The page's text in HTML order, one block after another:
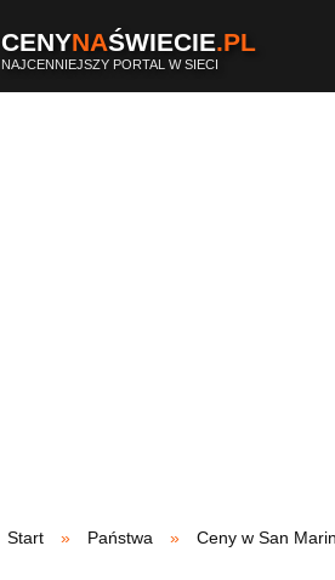
CENYNAŚWIECIE.PL
NAJCENNIEJSZY PORTAL W SIECI
Start Państwa Ceny w San